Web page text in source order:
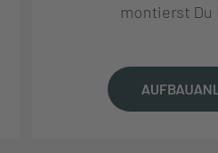
montierst Du